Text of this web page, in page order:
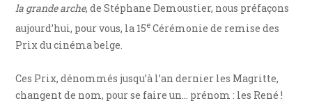
la grande arche, de Stéphane Demoustier, nous préfaçons
aujourd’hui, pour vous, la 15e Cérémonie de remise des
Prix du cinéma belge.
Ces Prix, dénommés jusqu’à l’an dernier les Magritte,
changent de nom, pour se faire un… prénom : les René !